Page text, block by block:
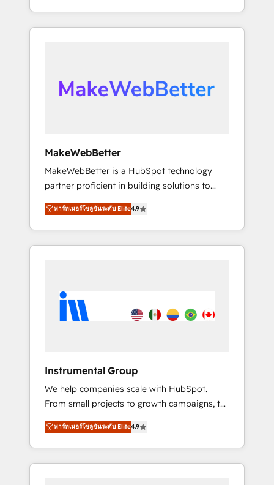
the revenue maturity model - delivering the
right improvements at the right time so
With 2,750+ HubSpot projects delivered and
370+ specialists across EMEA, APAC and NAM,
automation, we turn complexity into clarity,
human at global scale. 🏆 HubSpot’s CEO
MakeWebBetter
MakeWebBetter is a HubSpot technology
partner proficient in building solutions to
maximize the operational efficiency of
HubSpot. The fastest-growing tech-enabler &
facilitator, MakeWebBetter, hands you the
blend of HubSpot expertise & eminent
HubSpot experience 🤝HubSpot Premier
Integration partner 🤝Google Premier Partner
Harnessing the full potential of the powerful
HubSpot CRM. ✔️A team of HubSpot experts
backed by over 10+ years of HubSpot
experience ✔️Flexible pricing models —
Hourly-fee (assigned one Dedicated
HubSpot Admin); Monthly-fee (HubSpot
Admin + Project Manager); and Fixed Project
พาร์ทเนอร์โซลูชันระดับ Elite4.9
Instrumental Group
We help companies scale with HubSpot.
From small projects to growth campaigns, to
CRM and websites. Hire an agency that's
experienced in every inch of HubSpot and
willing to work hand-in-hand with your team
to simplify the complex and build a better
พาร์ทเนอร์โซลูชันระดับ Elite4.9